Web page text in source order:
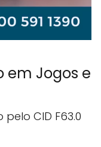
em Jogos e
CID F63.0